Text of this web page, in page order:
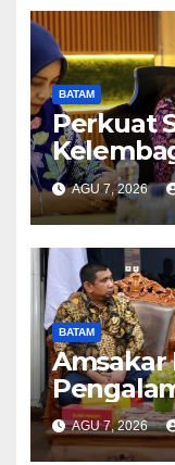
BATAM
Perkuat
dan
Obat
AGU 7, 2026
BATAM
Amsakar
DPRD
AGU 7, 2026